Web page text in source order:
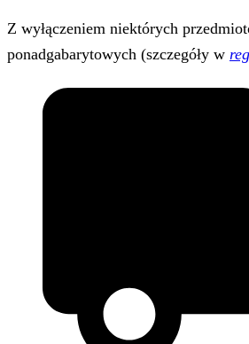
Z wyłączeniem niektórych
ponadgabarytowych (szczegóły w